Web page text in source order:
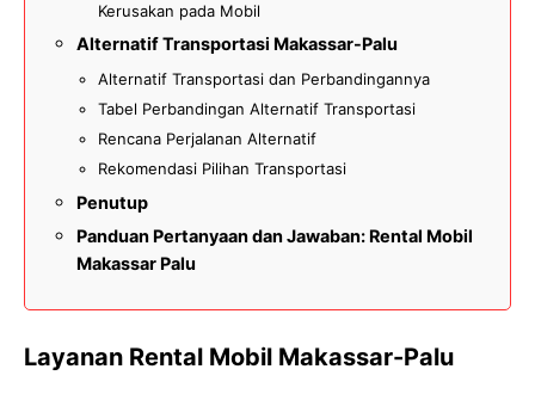
Kerusakan pada Mobil
Alternatif Transportasi Makassar-Palu
Alternatif Transportasi dan Perbandingannya
Tabel Perbandingan Alternatif Transportasi
Rencana Perjalanan Alternatif
Rekomendasi Pilihan Transportasi
Penutup
Panduan Pertanyaan dan Jawaban: Rental Mobil
Makassar Palu
Layanan Rental Mobil Makassar-Palu